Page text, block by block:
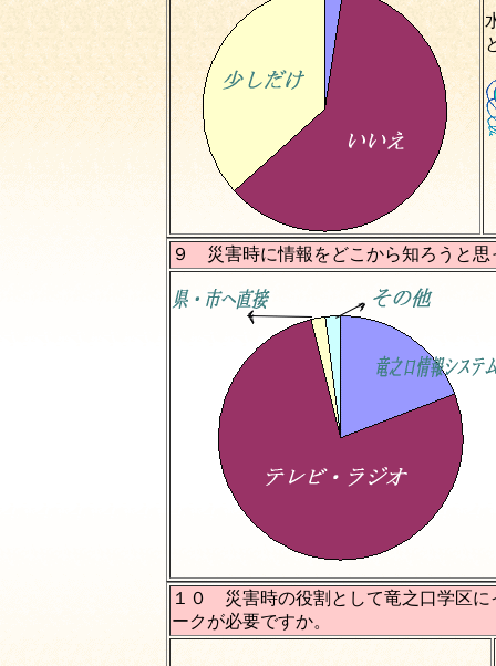
９ 災害時に情報をどこから知ろうと思
１０ 災害時の役割として竜之口学区
ークが必要ですか。